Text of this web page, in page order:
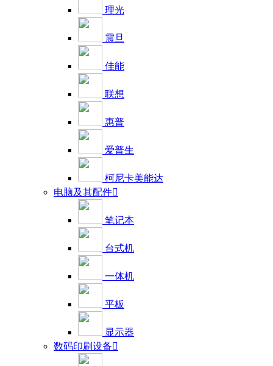
理光
震旦
佳能
联想
惠普
爱普生
柯尼卡美能达
电脑及其配件
笔记本
台式机
一体机
平板
显示器
数码印刷设备